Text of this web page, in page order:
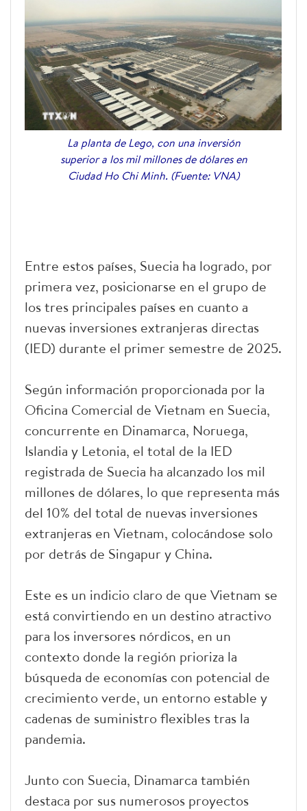
La planta de Lego, con una inversión
superior a los mil millones de dólares en
Ciudad Ho Chi Minh. (Fuente: VNA)
Entre estos países, Suecia ha logrado, por
primera vez, posicionarse en el grupo de
los tres principales países en cuanto a
nuevas inversiones extranjeras directas
(IED) durante el primer semestre de 2025.
Según información proporcionada por la
Oficina Comercial de Vietnam en Suecia,
concurrente en Dinamarca, Noruega,
Islandia y Letonia, el total de la IED
registrada de Suecia ha alcanzado los mil
millones de dólares, lo que representa más
del 10% del total de nuevas inversiones
extranjeras en Vietnam, colocándose solo
por detrás de Singapur y China.
Este es un indicio claro de que Vietnam se
está convirtiendo en un destino atractivo
para los inversores nórdicos, en un
contexto donde la región prioriza la
búsqueda de economías con potencial de
crecimiento verde, un entorno estable y
cadenas de suministro flexibles tras la
pandemia.
Junto con Suecia, Dinamarca también
destaca por sus numerosos proyectos